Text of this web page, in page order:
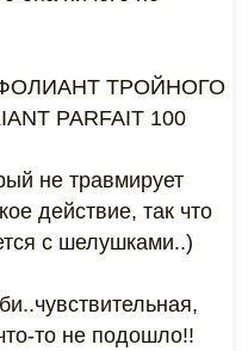
ТРОЙНОГО
PARFAIT 100
не травмирует
действие, так что
с шелушками..)
то не подошло!!